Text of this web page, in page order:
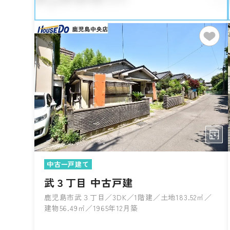
中古一戸建て
武３丁目 中古戸建
鹿児島市武３丁目／3DK／1階建／土地183.52㎡／
建物56.49㎡／1965年12月築